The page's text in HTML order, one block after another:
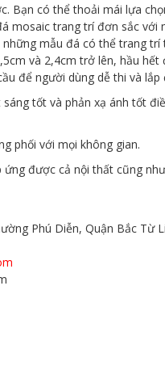
Bạn có thể thoải mái lựa
mosaic trang trí đơn sắc
mẫu đá có thể trang
và 2,4cm trở lên, hầu
để người dùng dễ thi và lắp
tốt và phản xạ ánh tốt
phối với mọi không gian.
được cả nội thất cũng
Phú Diễn, Quận Bắc Từ